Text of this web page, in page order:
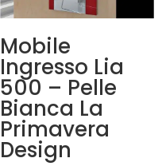
Mobile
Ingresso Lia
500 – Pelle
Bianca La
Primavera
Design